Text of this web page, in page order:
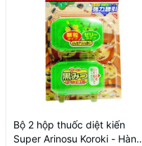
Bộ 2 hộp thuốc diệt kiến
Super Arinosu Koroki - Hàng